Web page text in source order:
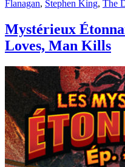
Flanagan, Stephen King, The
Mystérieux
Loves, Man Kills